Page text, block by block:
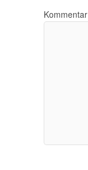
Kommentar